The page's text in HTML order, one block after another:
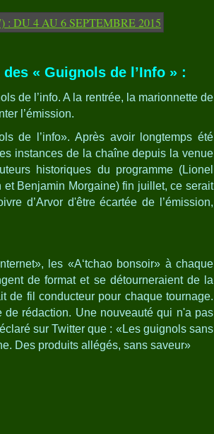
« Guignols de l’Info » :
de l’info. A la rentrée, la marionnette de
l’émission.
de l’info». Après avoir longtemps été
instances de la chaîne depuis la venue
historiques du programme (Lionel
Benjamin Morgaine) fin juillet, ce serait
d’Arvor d'être écartée de l’émission,
les «A‘tchao bonsoir» à chaque
de format et se détourneraient de la
de fil conducteur pour chaque tournage.
de rédaction. Une nouveauté qui n'a pas
sur Twitter que : «Les guignols sans
Des produits allégés, sans saveur»